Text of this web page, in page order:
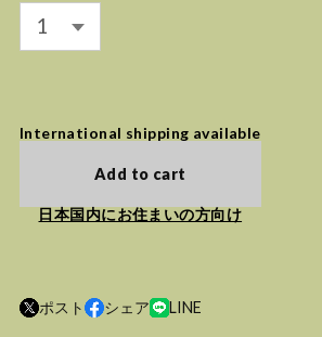
International shipping available
Add to cart
日本国内にお住まいの方向け
ポスト シェア LINE